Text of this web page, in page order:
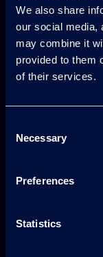
We also share
our social media,
may combine it
provided to them
of their services.
Selection
Necessary
Preferences
Statistics
© KURARAY CO.,
Kuraray
À propos de
Avantages
Protection
Actualités